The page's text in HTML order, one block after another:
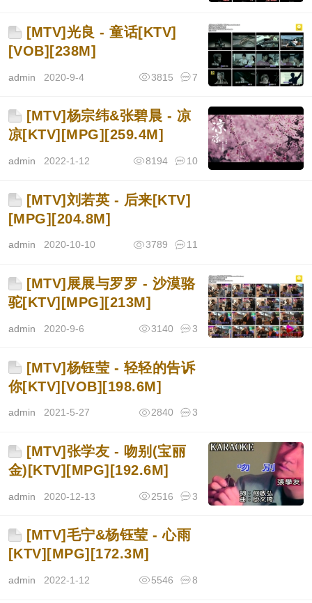
[MTV]光良 - 童话[KTV]
[VOB][238M]
admin 2020-9-4 7
3815
[MTV]杨宗纬&张碧晨 - 凉
凉[KTV][MPG][259.4M]
admin 2022-1-12 10
8194
[MTV]刘若英 - 后来[KTV]
[MPG][204.8M]
admin 2020-10-10 11
3789
[MTV]展展与罗罗 - 沙漠骆
驼[KTV][MPG][213M]
admin 2020-9-6 3
3140
[MTV]杨钰莹 - 轻轻的告诉
你[KTV][VOB][198.6M]
admin 2021-5-27 3
2840
[MTV]张学友 - 吻别(宝丽
金)[KTV][MPG][192.6M]
admin 2020-12-13 3
2516
[MTV]毛宁&杨钰莹 - 心雨
[KTV][MPG][172.3M]
admin 2022-1-12 8
5546